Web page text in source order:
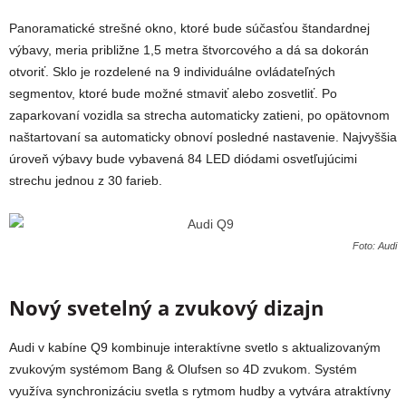
Panoramatické strešné okno, ktoré bude súčasťou štandardnej
výbavy, meria približne 1,5 metra štvorcového a dá sa dokorán
otvoriť. Sklo je rozdelené na 9 individuálne ovládateľných
segmentov, ktoré bude možné stmaviť alebo zosvetliť. Po
zaparkovaní vozidla sa strecha automaticky zatieni, po opätovnom
naštartovaní sa automaticky obnoví posledné nastavenie. Najvyššia
úroveň výbavy bude vybavená 84 LED diódami osvetľujúcimi
strechu jednou z 30 farieb.
Foto: Audi
Nový svetelný a zvukový dizajn
Audi v kabíne Q9 kombinuje interaktívne svetlo s aktualizovaným
zvukovým systémom Bang & Olufsen so 4D zvukom. Systém
využíva synchronizáciu svetla s rytmom hudby a vytvára atraktívny